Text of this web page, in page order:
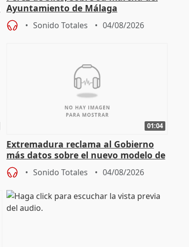
Ayuntamiento de Málaga
Sonido Totales 04/08/2026
01:04
Extremadura reclama al Gobierno
más datos sobre el nuevo modelo de
financiación
Sonido Totales 04/08/2026